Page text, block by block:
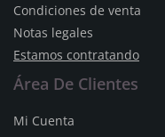
Condiciones de venta
Notas legales
Estamos contratando
Área De Clientes
Mi Cuenta